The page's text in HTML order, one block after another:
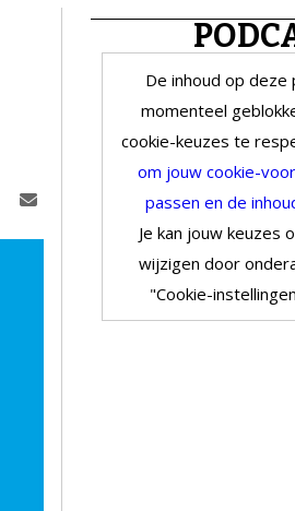
De inhoud op deze
momenteel
cookie-keuzes te
om jouw cookie-
passen en de
Je kan jouw keuzes
wijzigen door
"Cookie-